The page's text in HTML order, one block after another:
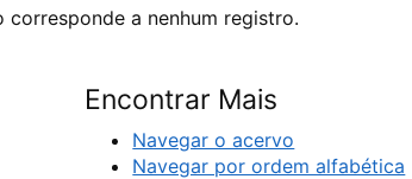
corresponde a nenhum registro.
Encontrar Mais
Navegar o acervo
Navegar por ordem alfabética